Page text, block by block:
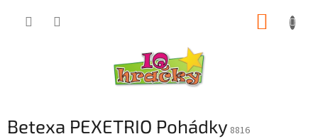
Betexa PEXETRIO Pohádky 8816